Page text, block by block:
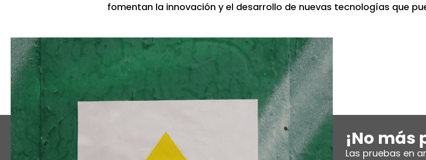
fomentan la innovación y el desarrollo de nuevas tecnologías que
¡No
Las pruebas en